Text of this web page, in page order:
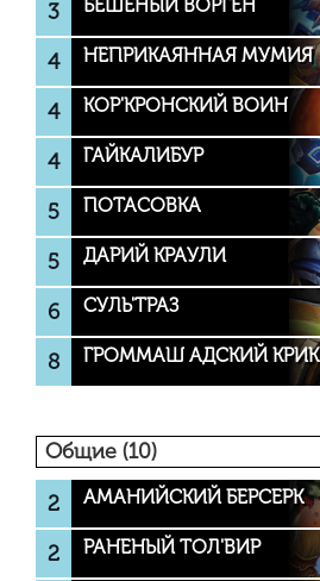
3 БЕШЕНЫЙ ВОРГЕН
4 НЕПРИКАЯННАЯ МУМИЯ
4 КОР'КРОНСКИЙ ВОИН
4 ГАЙКАЛИБУР
5 ПОТАСОВКА
5 ДАРИЙ КРАУЛИ
6 СУЛЬ'ТРАЗ
8 ГРОММАШ АДСКИЙ КРИК
Общие (10)
2
АМАНИЙСКИЙ БЕРСЕРК
2 РАНЕНЫЙ ТОЛ'ВИР